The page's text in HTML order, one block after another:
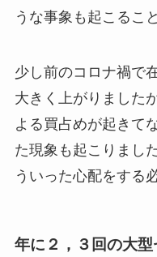
うな事象も起こるこ
少し前のコロナ禍で
大きく上がりました
よる買占めが起きて
た現象も起こりまし
ういった心配をする
年に２，３回の大